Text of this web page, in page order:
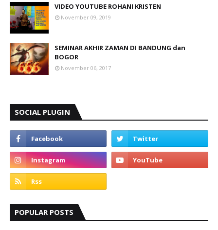
VIDEO YOUTUBE ROHANI KRISTEN
November 09, 2019
SEMINAR AKHIR ZAMAN DI BANDUNG dan
BOGOR
November 06, 2017
SOCIAL PLUGIN
POPULAR POSTS